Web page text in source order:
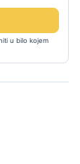
u bilo kojem